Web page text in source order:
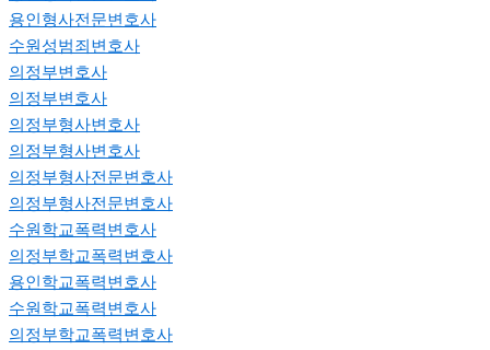
용인형사전문변호사
수원성범죄변호사
의정부변호사
의정부변호사
의정부형사변호사
의정부형사변호사
의정부형사전문변호사
의정부형사전문변호사
수원학교폭력변호사
의정부학교폭력변호사
용인학교폭력변호사
수원학교폭력변호사
의정부학교폭력변호사